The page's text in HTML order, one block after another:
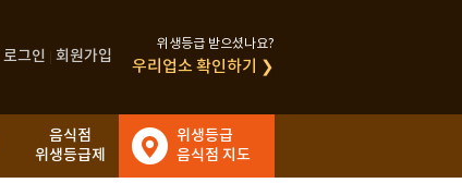
로그인 회원가입
위생등급 받으셨나요?
우리업소 확인하기 ❯
음식점
위생등급제
위생등급
음식점 지도